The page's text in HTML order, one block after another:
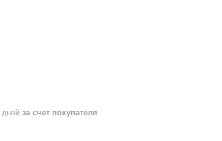
дней за счет покупателя